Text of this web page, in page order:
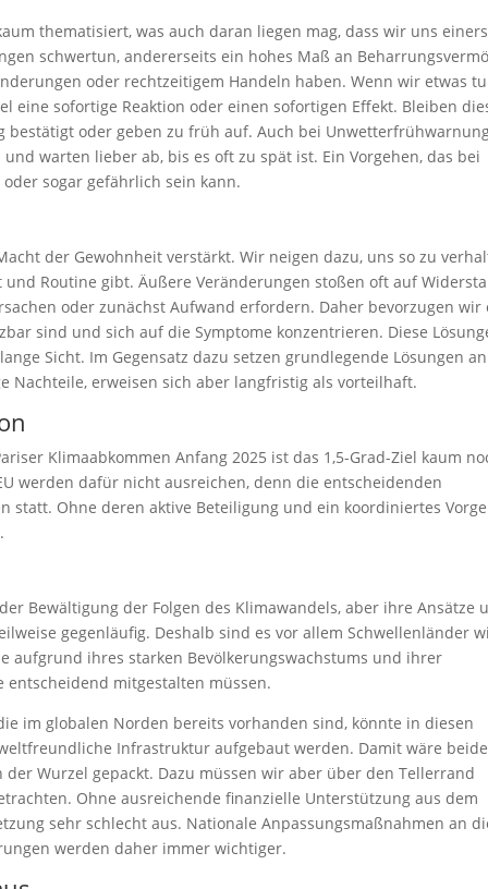
thematisiert, was auch daran liegen mag, dass wir uns
schwertun, andererseits ein hohes Maß an
oder rechtzeitigem Handeln haben. Wenn wir etwas
eine sofortige Reaktion oder einen sofortigen Effekt. Bleiben
bestätigt oder geben zu früh auf. Auch bei
warten lieber ab, bis es oft zu spät ist. Ein Vorgehen, das bei
sogar gefährlich sein kann.
der Gewohnheit verstärkt. Wir neigen dazu, uns so zu
Routine gibt. Äußere Veränderungen stoßen oft auf
oder zunächst Aufwand erfordern. Daher bevorzugen wir
sind und sich auf die Symptome konzentrieren. Diese
Sicht. Im Gegensatz dazu setzen grundlegende Lösungen
Nachteile, erweisen sich aber langfristig als vorteilhaft.
Klimaabkommen Anfang 2025 ist das 1,5-Grad-Ziel kaum
werden dafür nicht ausreichen, denn die entscheidenden
statt. Ohne deren aktive Beteiligung und ein koordiniertes
Bewältigung der Folgen des Klimawandels, aber ihre Ansätze
gegenläufig. Deshalb sind es vor allem Schwellenländer
aufgrund ihres starken Bevölkerungswachstums und ihrer
mitgestalten müssen.
im globalen Norden bereits vorhanden sind, könnte in diesen
Infrastruktur aufgebaut werden. Damit wäre
Wurzel gepackt. Dazu müssen wir aber über den Tellerrand
Ohne ausreichende finanzielle Unterstützung aus dem
sehr schlecht aus. Nationale Anpassungsmaßnahmen an
werden daher immer wichtiger.